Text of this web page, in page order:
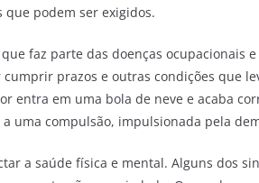
podem ser exigidos.
faz parte das doenças ocupacionais
prazos e outras condições que
entra em uma bola de neve e acaba
uma compulsão, impulsionada pela
a saúde física e mental. Alguns dos